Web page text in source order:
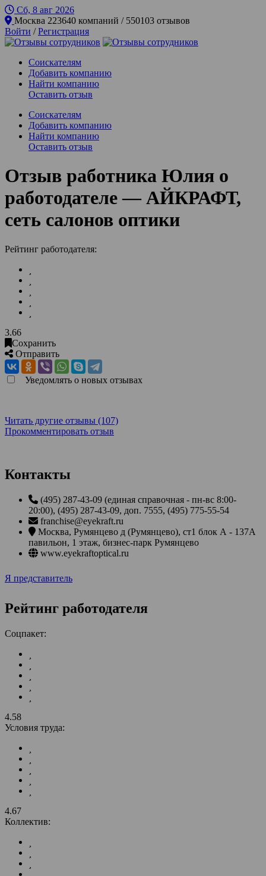
Сб, 8 авг 2026
Москва
223640 компаний / 550103 отзывов
Войти /Регистрация
Соискателям
Добавить компанию
Найти компанию
Оставить отзыв
Соискателям
Добавить компанию
Найти компанию
Оставить отзыв
Отзыв работника Юлия о
работодателе — АЙКРАФТ,
сеть салонов оптики
Рейтинг работодателя:
3.66
Сохранить
Отправить
Уведомлять о новых отзывах
Читать другие отзывы (107)
Прокомментировать отзыв
Контакты
(495) 287-43-09 (единая справочная - пн-вс 8:00-
20:00), (495) 287-43-09, доп. 7555, (495) 775-55-54
franchise@eyekraft.ru
Москва, Румянцево д (Румянцево), ст1 блок А - 137А
павильон, 1 этаж, бизнес-парк Румянцево
www.eyekraftoptical.ru
Я представитель
Рейтинг работодателя
Соцпакет:
4.58
Условия труда:
4.67
Коллектив: